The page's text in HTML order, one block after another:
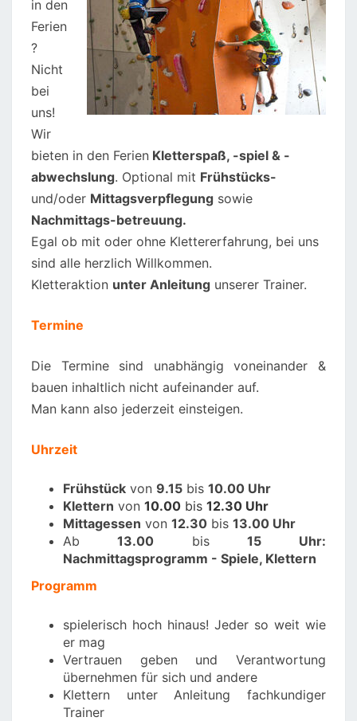
in den
Ferien
?
Nicht
bei
uns!
Wir
bieten in den Ferien Kletterspaß, -spiel & -
abwechslung. Optional mit Frühstücks-
und/oder Mittagsverpflegung sowie
Nachmittags-betreuung.
Egal ob mit oder ohne Klettererfahrung, bei uns
sind alle herzlich Willkommen.
Kletteraktion unter Anleitung unserer Trainer.
Termine
Die Termine sind unabhängig voneinander &
bauen inhaltlich nicht aufeinander auf.
Man kann also jederzeit einsteigen.
Uhrzeit
Frühstück von 9.15 bis 10.00 Uhr
Klettern von 10.00 bis 12.30 Uhr
Mittagessen von 12.30 bis 13.00 Uhr
Ab 13.00 bis15 Uhr:
Nachmittagsprogramm - Spiele, Klettern
Programm
spielerisch hoch hinaus! Jeder so weit wie
er mag
Vertrauen geben und Verantwortung
übernehmen für sich und andere
Klettern unter Anleitung fachkundiger
Trainer